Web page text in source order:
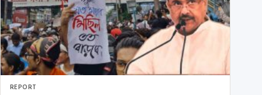
REPORT